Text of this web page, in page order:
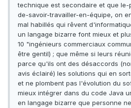
technique est secondaire et que
de-savoir-travailler-en-équipe, on
mal habillés qui rêvent
un langage bizarre font mieux et
10 "ingénieurs commerciaux
être gentil) ; que même si leurs
parce qu'ils ont des désaccords
avis éclairé) les solutions qui en
et ne plombent pas l'évolution du
mieux intégrer dans du code Java
en langage bizarre que personne